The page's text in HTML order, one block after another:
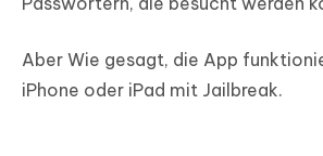
Aber Wie gesagt, die App
iPhone oder iPad mit Jailbreak.